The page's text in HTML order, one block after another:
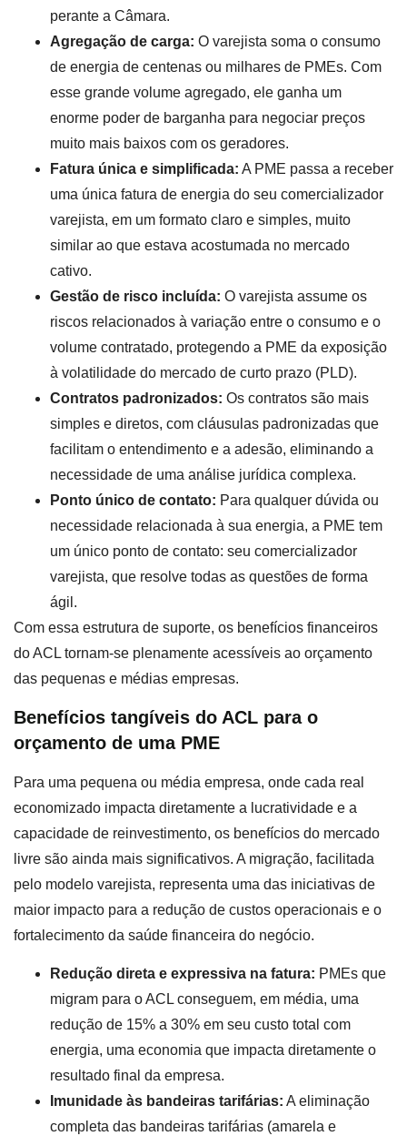
perante a Câmara.
Agregação de carga: O varejista soma o consumo
de energia de centenas ou milhares de PMEs. Com
esse grande volume agregado, ele ganha um
enorme poder de barganha para negociar preços
muito mais baixos com os geradores.
Fatura única e simplificada: A PME passa a receber
uma única fatura de energia do seu comercializador
varejista, em um formato claro e simples, muito
similar ao que estava acostumada no mercado
cativo.
Gestão de risco incluída: O varejista assume os
riscos relacionados à variação entre o consumo e o
volume contratado, protegendo a PME da exposição
à volatilidade do mercado de curto prazo (PLD).
Contratos padronizados: Os contratos são mais
simples e diretos, com cláusulas padronizadas que
facilitam o entendimento e a adesão, eliminando a
necessidade de uma análise jurídica complexa.
Ponto único de contato: Para qualquer dúvida ou
necessidade relacionada à sua energia, a PME tem
um único ponto de contato: seu comercializador
varejista, que resolve todas as questões de forma
ágil.
Com essa estrutura de suporte, os benefícios financeiros
do ACL tornam-se plenamente acessíveis ao orçamento
das pequenas e médias empresas.
Benefícios tangíveis do ACL para o
orçamento de uma PME
Para uma pequena ou média empresa, onde cada real
economizado impacta diretamente a lucratividade e a
capacidade de reinvestimento, os benefícios do mercado
livre são ainda mais significativos. A migração, facilitada
pelo modelo varejista, representa uma das iniciativas de
maior impacto para a redução de custos operacionais e o
fortalecimento da saúde financeira do negócio.
Redução direta e expressiva na fatura: PMEs que
migram para o ACL conseguem, em média, uma
redução de 15% a 30% em seu custo total com
energia, uma economia que impacta diretamente o
resultado final da empresa.
Imunidade às bandeiras tarifárias: A eliminação
completa das bandeiras tarifárias (amarela e